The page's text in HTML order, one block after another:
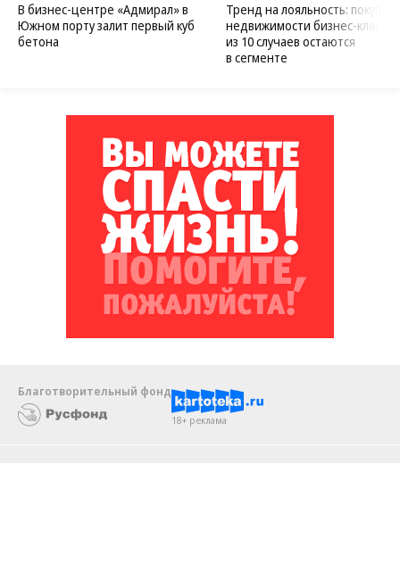
В бизнес-центре «Адмирал» в
Южном порту залит первый куб
бетона
Тренд на лояльность:
недвижимости бизнес-класса
из 10 случаев остаются
в сегменте
Благотворительный фонд
18+ реклама